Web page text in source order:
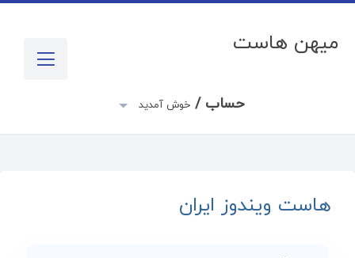
میهن هاست
حساب /خوش آمدید
هاست ویندوز ایران